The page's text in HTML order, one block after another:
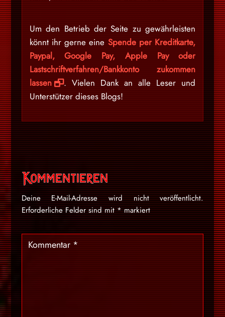
Um den Betrieb der Seite zu gewährleisten
könnt ihr gerne eineSpende per Kreditkarte,
Paypal, Google Pay, Apple Pay oder
Lastschriftverfahren/Bankkonto zukommen
lassen
. Vielen Dank an alle Leser und
Unterstützer dieses Blogs!
Kommentieren
Deine E-Mail-Adresse wird nicht veröffentlicht.
Erforderliche Felder sind mit*markiert